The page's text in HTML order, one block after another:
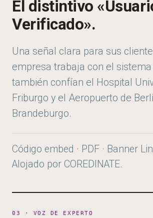
El distintivo
Verificado».
Una señal clara para sus
empresa trabaja con el
también confían el Hospital
Friburgo y el Aeropuerto de
Brandeburgo.
Código embed · PDF · Banner
Alojado por COREDINATE.
03 · VOZ DE EXPERTO